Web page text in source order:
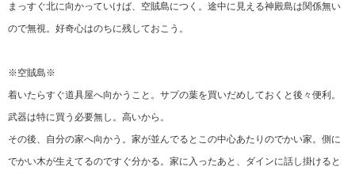
まっすぐ北に向かっていけば、空賊島につく。途中に見える神殿島は関係無い
ので無視。好奇心はのちに残しておこう。
※空賊島※
着いたらすぐ道具屋へ向かうこと。サプの葉を買いだめしておくと後々便利。
武器は特に買う必要無し。高いから。
その後、自分の家へ向かう。家が並んでるとこの中心あたりのでかい家。側に
でかい木が生えてるのですぐ分かる。家に入ったあと、ダインに話し掛けると